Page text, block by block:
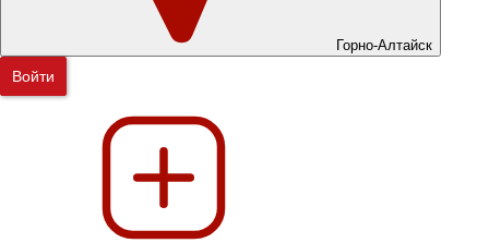
Горно-Алтайск
Войти